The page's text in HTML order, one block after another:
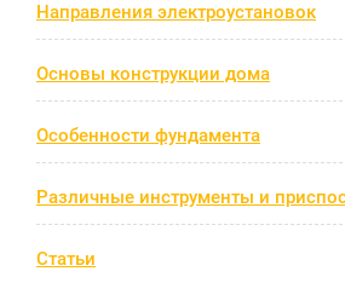
Направления электроустановок
Основы конструкции дома
Особенности фундамента
Различные инструменты и
Статьи